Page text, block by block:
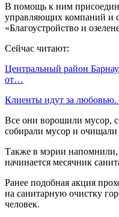
В помощь к ним
управляющих компаний и
«Благоустройство и
Сейчас читают:
Центральный район
от…
Клиенты идут за
Все они ворошили мусор,
собирали мусор и
Также в мэрии напомнили,
начинается месячник
Ранее подобная акция
на санитарную очистку
человек.